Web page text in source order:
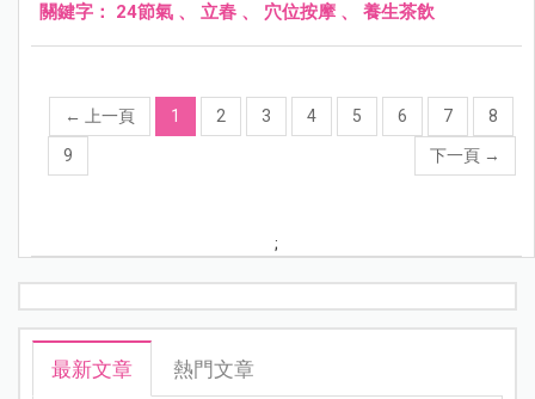
關鍵字： 24節氣 、 立春 、 穴位按摩 、 養生茶飲
← 上一頁 1 2 3 4 5 6 7 8
9 下一頁 →
;
最新文章 熱門文章